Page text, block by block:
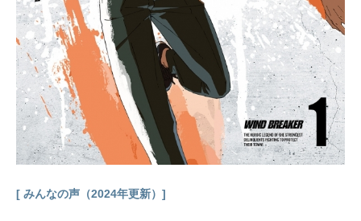
[ みんなの声（2024年更新）]